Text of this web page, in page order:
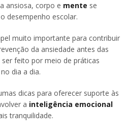
ansiosa, corpo e mente se
desempenho escolar.
muito importante para contribuir
da ansiedade antes das
feito por meio de práticas
dia a dia.
dicas para oferecer suporte às
a inteligência emocional
tranquilidade.